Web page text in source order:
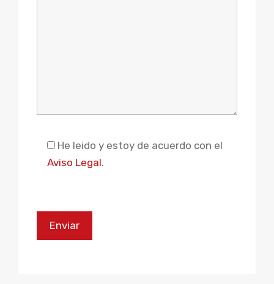
He leido y estoy de acuerdo con el
Aviso Legal.